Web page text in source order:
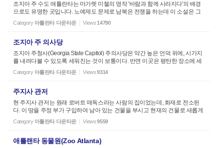
조지아 주 수도 애틀란타는 마가렛 미첼의 명작 '바람과 함께 사라지다'의 배경
으로도 유명한 곳입니다. 노예제도 문제로 남북은 전쟁을 하는데 이 소설은 그
당시를 배경으로 하고 있습니다. 1899년에 지어진 마가렛의 원래 생가는 1906
년에 도로 안...
Category 아틀란타 다운타운 Views14790
조지아 주 의사당
조지아 주청사(Georgia State Capitol) 주의사당은 약간 높은 언덕 위에, 시가지
를 내려다볼 수 있도록 세워진는 것이 보통이다. 반면 이곳은 평탄한 장소에 세
운 대신 건물의 돔 부분이 골드러쉬 마을로 알려진 '죠지아 주'의 Dahlonega라
는 곳에서 ...
Category 아틀란타 다운타운 Views9314
주지사 관저
현 주지사 관저는 원래 로버트 매독스라는 사람의 집이었는데, 화재로 전소된
다. 이 땅을 주정 부가 구입하여 남아 있는 건물을 부시고 현재의 건물로 새롭게
건축한다.주지사 관저는 조지아 81대 주지사인 소니 퍼듀, 아내인 메리의 공식
적인 집. 3층으로 되...
Category 아틀란타 다운타운 Views9559
애틀랜타 동물원(Zoo Atlanta)